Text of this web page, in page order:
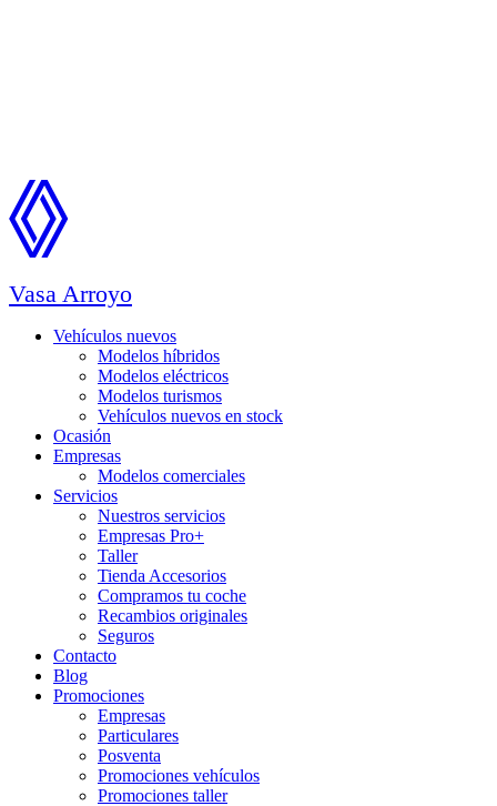
Vasa Arroyo
Vehículos nuevos
Modelos híbridos
Modelos eléctricos
Modelos turismos
Vehículos nuevos en stock
Ocasión
Empresas
Modelos comerciales
Servicios
Nuestros servicios
Empresas Pro+
Taller
Tienda Accesorios
Compramos tu coche
Recambios originales
Seguros
Contacto
Blog
Promociones
Empresas
Particulares
Posventa
Promociones vehículos
Promociones taller